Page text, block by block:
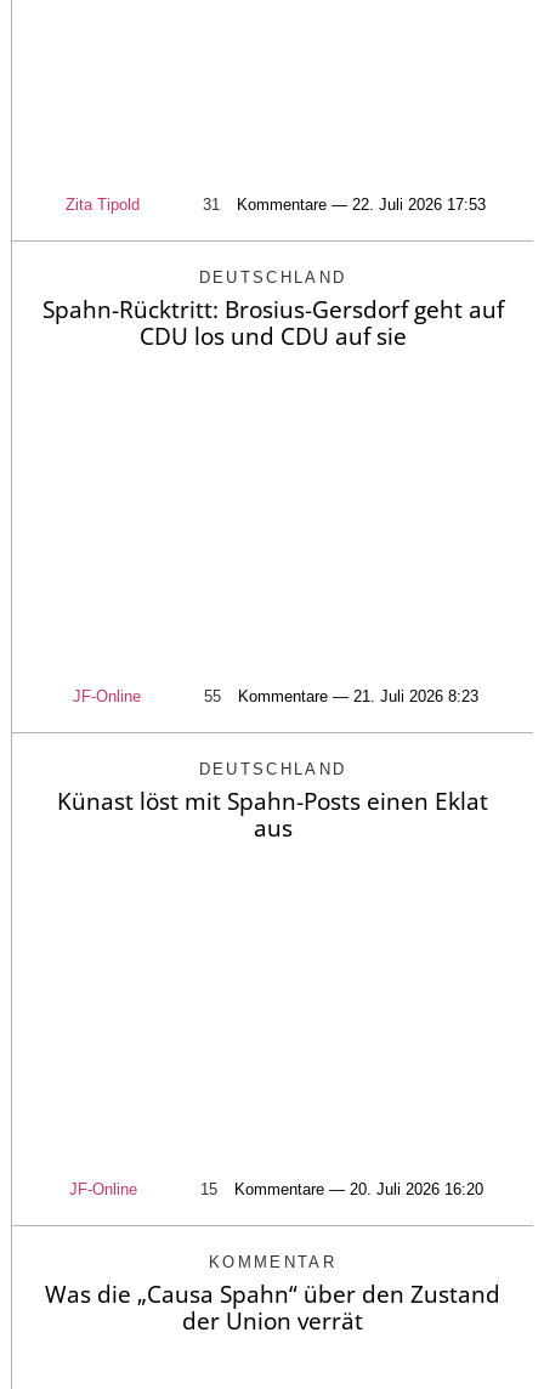
Zita Tipold 31 Kommentare — 22. Juli 2026 17:53
DEUTSCHLAND
Spahn-Rücktritt: Brosius-Gersdorf geht auf
CDU los und CDU auf sie
JF-Online 55 Kommentare — 21. Juli 2026 8:23
DEUTSCHLAND
Künast löst mit Spahn-Posts einen Eklat
aus
JF-Online 15 Kommentare — 20. Juli 2026 16:20
KOMMENTAR
Was die „Causa Spahn“ über den Zustand
der Union verrät